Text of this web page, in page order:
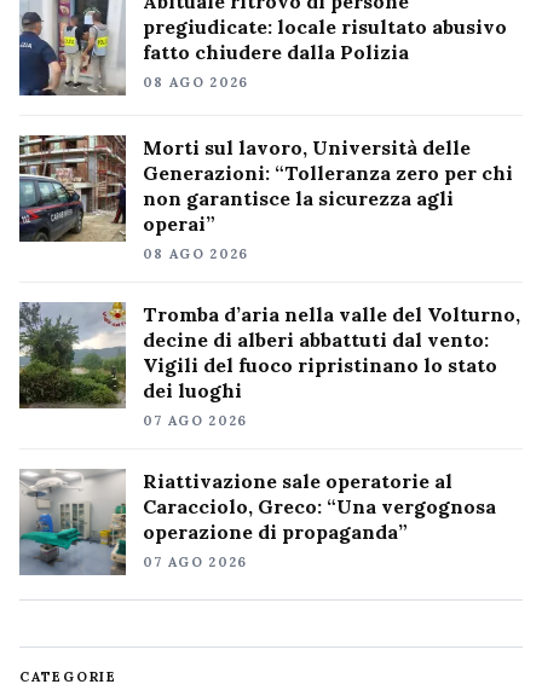
pregiudicate: locale risultato abusivo
fatto chiudere dalla Polizia
08 AGO 2026
Morti sul lavoro, Università delle
Generazioni: “Tolleranza zero per chi
non garantisce la sicurezza agli
operai”
08 AGO 2026
Tromba d’aria nella valle del Volturno,
decine di alberi abbattuti dal vento:
Vigili del fuoco ripristinano lo stato
dei luoghi
07 AGO 2026
Riattivazione sale operatorie al
Caracciolo, Greco: “Una vergognosa
operazione di propaganda”
07 AGO 2026
CATEGORIE